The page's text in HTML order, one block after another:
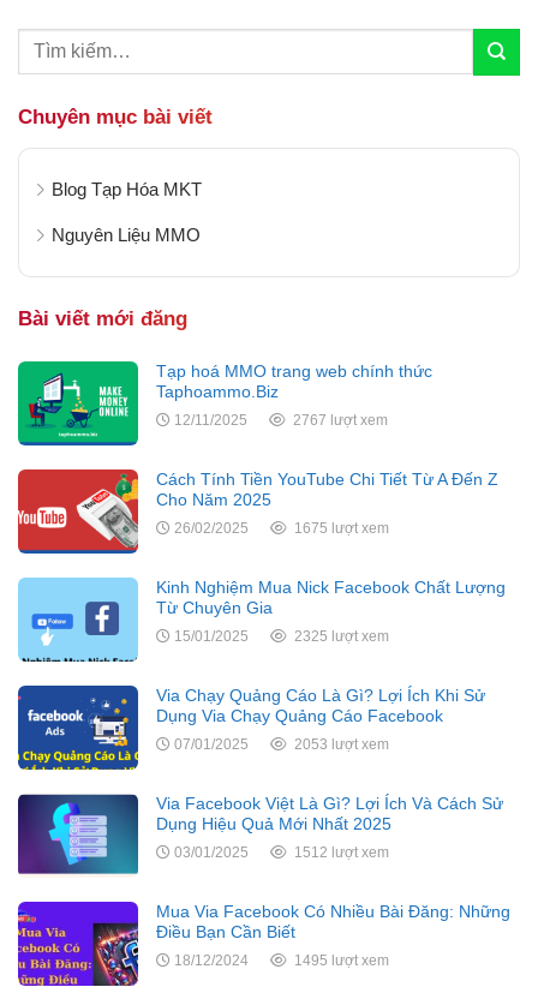
Chuyên mục bài viết
Blog Tạp Hóa MKT
Nguyên Liệu MMO
Bài viết mới đăng
Tạp hoá MMO trang web chính thức
Taphoammo.Biz
12/11/2025 2767 lượt xem
Cách Tính Tiền YouTube Chi Tiết Từ A Đến Z
Cho Năm 2025
26/02/2025 1675 lượt xem
Kinh Nghiệm Mua Nick Facebook Chất Lượng
Từ Chuyên Gia
15/01/2025 2325 lượt xem
Via Chạy Quảng Cáo Là Gì? Lợi Ích Khi Sử
Dụng Via Chạy Quảng Cáo Facebook
07/01/2025 2053 lượt xem
Via Facebook Việt Là Gì? Lợi Ích Và Cách Sử
Dụng Hiệu Quả Mới Nhất 2025
03/01/2025 1512 lượt xem
Mua Via Facebook Có Nhiều Bài Đăng: Những
Điều Bạn Cần Biết
18/12/2024 1495 lượt xem